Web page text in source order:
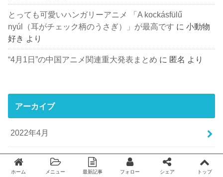
とっても可愛いハンガリーアニメ 「A kockásfülű
nyúl（耳がチェック柄のうさぎ）」が最高です に小動物
好き より
“4月1日”の中国アニメ関連重大発表まとめ に 匿名 より
アーカイブ
2022年4月
2022年1月
ホーム メニュー 最新記事 フォロー シェア トップ
Twitter facebook